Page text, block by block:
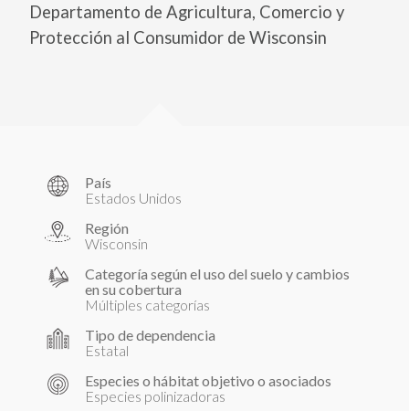
Departamento de Agricultura, Comercio y
Protección al Consumidor de Wisconsin
País
Estados Unidos
Región
Wisconsin
Categoría según el uso del suelo y cambios
en su cobertura
Múltiples categorías
Tipo de dependencia
Estatal
Especies o hábitat objetivo o asociados
Especies polinizadoras